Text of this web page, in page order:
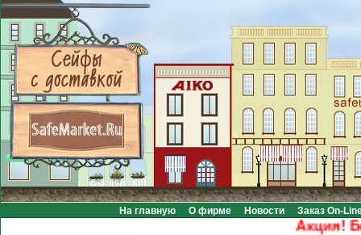
На главную О фирме Новости Заказ On-
Акция!